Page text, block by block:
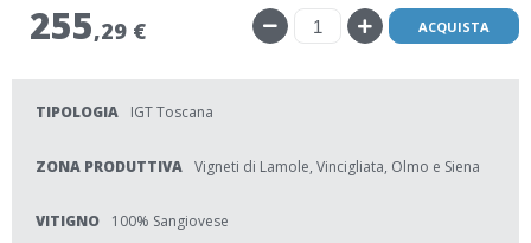
255,29 € ACQUISTA
TIPOLOGIA IGT Toscana
ZONA PRODUTTIVA Vigneti di Lamole, Vincigliata, Olmo e Siena
VITIGNO 100% Sangiovese